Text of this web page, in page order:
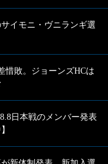
イモニ・ヴニランギ選
惜敗。ジョーンズHCは
日本戦のメンバー発表